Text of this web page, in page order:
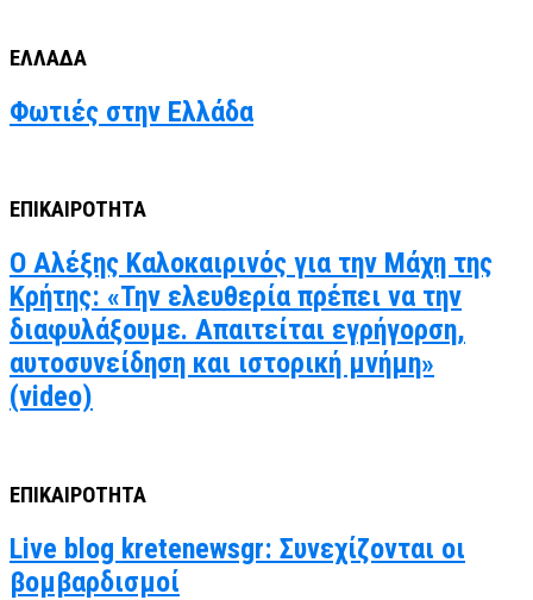
ΕΛΛΑΔΑ
Φωτιές στην Ελλάδα
ΕΠΙΚΑΙΡΟΤΗΤΑ
Ο Αλέξης Καλοκαιρινός για την Μάχη της
Κρήτης: «Την ελευθερία πρέπει να την
διαφυλάξουμε. Απαιτείται εγρήγορση,
αυτοσυνείδηση και ιστορική μνήμη»
(video)
ΕΠΙΚΑΙΡΟΤΗΤΑ
Live blog kretenewsgr: Συνεχίζονται οι
βομβαρδισμοί